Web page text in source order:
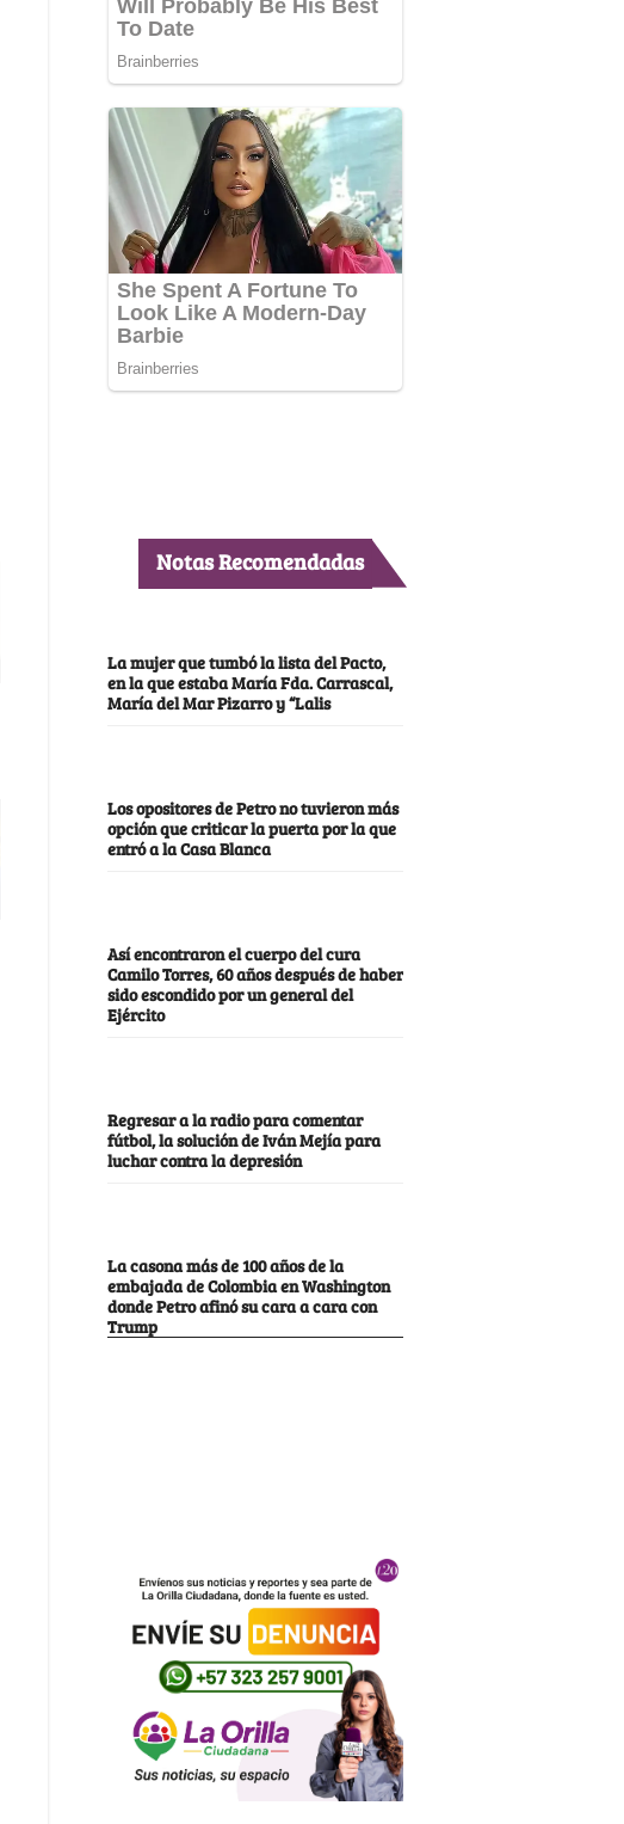
Notas Recomendadas
La mujer que tumbó la lista del Pacto,
en la que estaba María Fda. Carrascal,
María del Mar Pizarro y “Lalis
Los opositores de Petro no tuvieron más
opción que criticar la puerta por la que
entró a la Casa Blanca
Así encontraron el cuerpo del cura
Camilo Torres, 60 años después de haber
sido escondido por un general del
Ejército
Regresar a la radio para comentar
fútbol, la solución de Iván Mejía para
luchar contra la depresión
La casona más de 100 años de la
embajada de Colombia en Washington
donde Petro afinó su cara a cara con
Trump